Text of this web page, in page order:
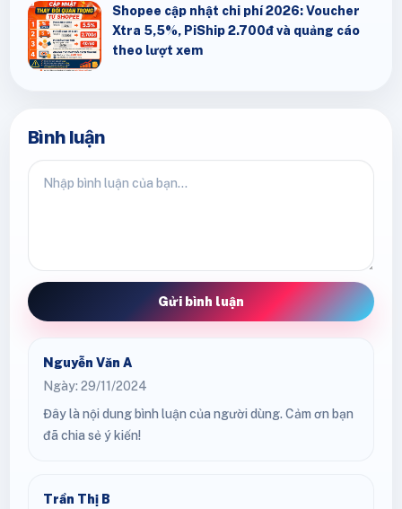
Shopee cập nhật chi phí 2026: Voucher
Xtra 5,5%, PiShip 2.700đ và quảng cáo
theo lượt xem
Bình luận
Gửi bình luận
Nguyễn Văn A
Ngày: 29/11/2024
Đây là nội dung bình luận của người dùng. Cảm ơn bạn
đã chia sẻ ý kiến!
Trần Thị B